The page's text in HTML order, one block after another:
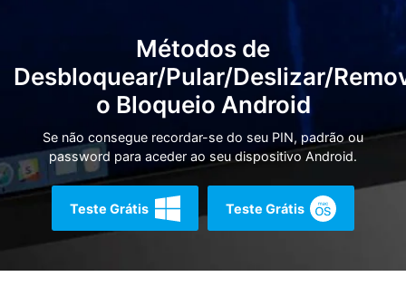
Soluções
Sala de imprensa
Loja
Productos
Para Celular
Ações rápidas
Recursos
Transferir Dados
Entrar
Métodos de
Desbloquear/Pular/Deslizar/
o Bloqueio Android
Se não consegue recordar-se do seu PIN, padrão ou
password para aceder ao seu dispositivo Android.
Teste Grátis Teste Grátis